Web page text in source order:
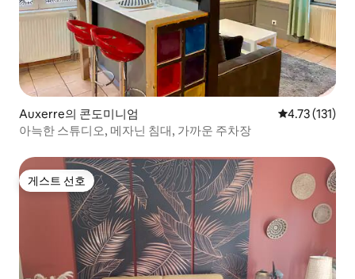
Auxerre의 콘도미니엄 평점 4.73점(5
4.73 (131)
아늑한 스튜디오, 메자닌 침대, 가까운 주차장
게스트 선호
게스트 선호